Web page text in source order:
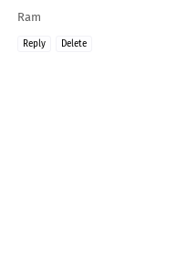
Ram
Reply Delete